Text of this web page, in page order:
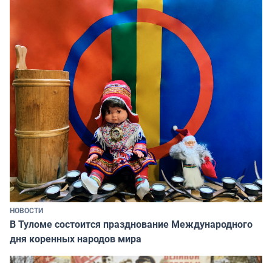
НОВОСТИ
В Туломе состоится празднование Международного
дня коренных народов мира